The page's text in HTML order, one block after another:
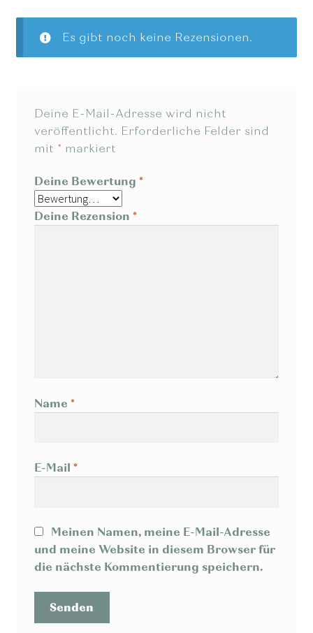
Es gibt noch keine Rezensionen.
Deine E-Mail-Adresse wird nicht
veröffentlicht. Erforderliche Felder sind
mit * markiert
Deine Bewertung *
Deine Rezension *
Name *
E-Mail *
Meinen Namen, meine E-Mail-Adresse
und meine Website in diesem Browser für
die nächste Kommentierung speichern.